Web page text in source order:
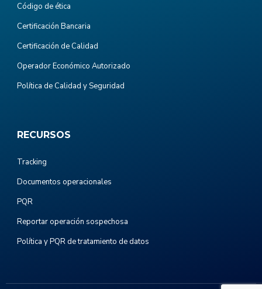
Código de ética
Certificación Bancaria
Certificación de Calidad
Operador Económico Autorizado
Política de Calidad y Seguridad
RECURSOS
Tracking
Documentos operacionales
PQR
Reportar operación sospechosa
Política y PQR de tratamiento de datos